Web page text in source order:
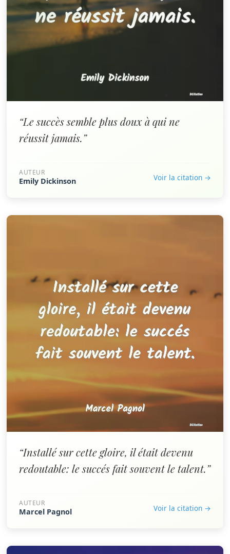
“Le succès semble plus doux à qui ne
réussit jamais.”
AUTEUR
Emily Dickinson Voir la citation →
“Installé sur cette gloire, il était devenu
redoutable: le succés fait souvent le talent.”
AUTEUR
Marcel Pagnol Voir la citation →